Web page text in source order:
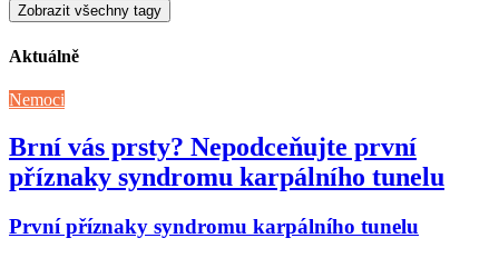
Zobrazit všechny tagy
Aktuálně
Nemoci
Brní vás prsty? Nepodceňujte první
příznaky syndromu karpálního tunelu
První příznaky syndromu karpálního tunelu